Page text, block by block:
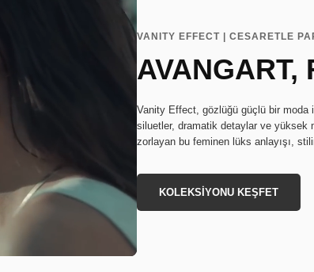
VANITY EFFECT | CESARETLE
AVANGART,
Vanity Effect, gözlüğü güçlü bir moda
siluetler, dramatik detaylar ve yüksek
zorlayan bu feminen lüks anlayışı,
KOLEKSİYONU KEŞFET